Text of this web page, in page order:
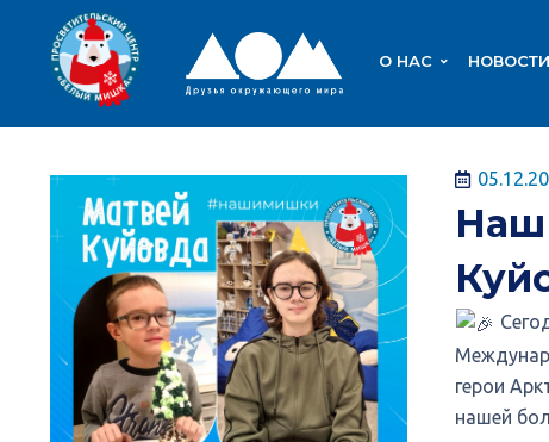
О НАС НОВОСТИ
Наш
герои
нашей